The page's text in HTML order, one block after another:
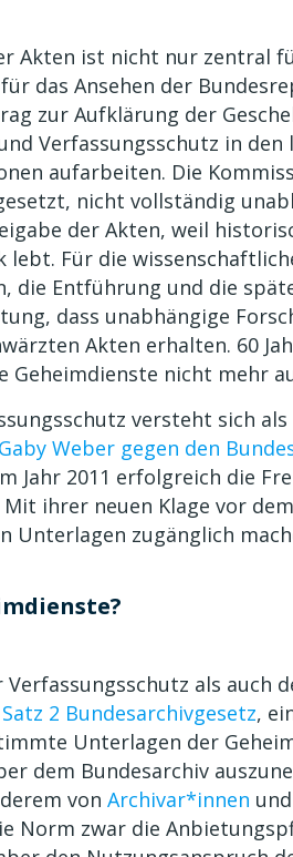
Akten ist nicht nur zentral
das Ansehen der
zur Aufklärung der
Verfassungsschutz in
aufarbeiten. Die
nicht vollständig
der Akten, weil
Für die
die Entführung und die
dass unabhängige
Akten erhalten. 60
Geheimdienste nicht mehr
versteht sich
Weber gegen den
Jahr 2011 erfolgreich die
ihrer neuen Klage vor
Unterlagen zugänglich
als auch
2 Bundesarchivgesetz,
Unterlagen der
dem Bundesarchiv
von Archivar*innen und
Norm zwar die